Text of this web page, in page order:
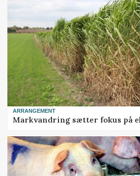
ARRANGEMENT
Markvandring sætter fokus på